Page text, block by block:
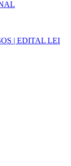
| EDITAL LEI